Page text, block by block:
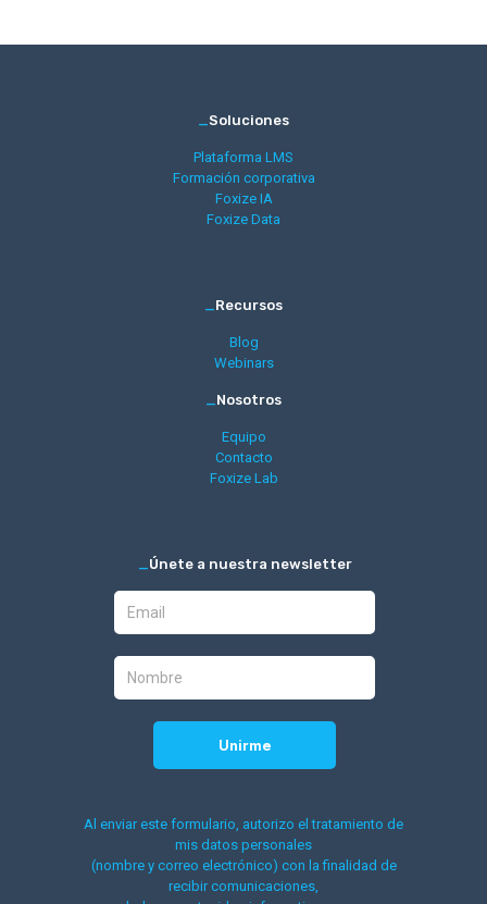
Soluciones
Plataforma LMS
Formación corporativa
Foxize IA
Foxize Data
Recursos
Blog
Webinars
Nosotros
Equipo
Contacto
Foxize Lab
Únete a nuestra newsletter
Al enviar este formulario, autorizo el tratamiento de
mis datos personales
(nombre y correo electrónico) con la finalidad de
recibir comunicaciones,